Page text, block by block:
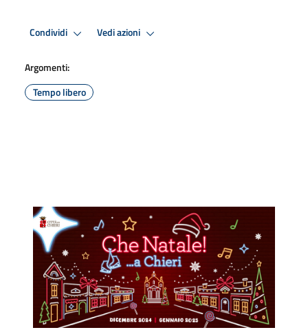
Condividi Vedi azioni
Argomenti:
Tempo libero